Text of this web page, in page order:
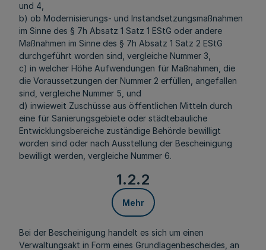
und 4,
b) ob Modernisierungs- und Instandsetzungsmaßnahmen
im Sinne des § 7h Absatz 1 Satz 1 EStG oder andere
Maßnahmen im Sinne des § 7h Absatz 1 Satz 2 EStG
durchgeführt worden sind, vergleiche Nummer 3,
c) in welcher Höhe Aufwendungen für Maßnahmen, die
die Voraussetzungen der Nummer 2 erfüllen, angefallen
sind, vergleiche Nummer 5, und
d) inwieweit Zuschüsse aus öffentlichen Mitteln durch
eine für Sanierungsgebiete oder städtebauliche
Entwicklungsbereiche zuständige Behörde bewilligt
worden sind oder nach Ausstellung der Bescheinigung
bewilligt werden, vergleiche Nummer 6.
1.2.2
Mehr
Bei der Bescheinigung handelt es sich um einen
Verwaltungsakt in Form eines Grundlagenbescheides, an